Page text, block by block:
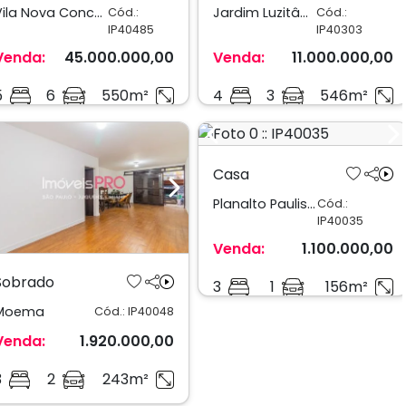
Vila Nova Conceição Cód.:
IP40485
45.000.000,00
6 550m²
Jardim Luzitânia Cód.:
IP40303
Venda:
11.000.000,00
4
3 546m²
Next
Cód.: IP40048
1.920.000,00
2 243m²
Previous
Casa
Planalto PaulistaCód.:
IP40035
Venda:
1.100.000,00
3
1 156m²